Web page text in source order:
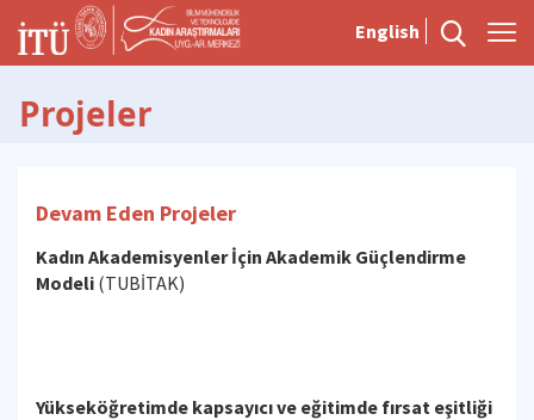
English
Projeler
Devam Eden Projeler
Kadın Akademisyenler İçin Akademik Güçlendirme
Modeli (TUBİTAK)
Yükseköğretimde kapsayıcı ve eğitimde fırsat eşitliği